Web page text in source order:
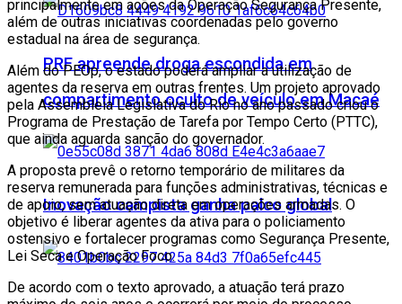
PRF apreende droga escondida em
compartimento oculto de veículo em Macaé
Inovação campista ganha palco global
principalmente em ações da Operação Segurança Presente,
além de outras iniciativas coordenadas pelo governo
estadual na área de segurança.
Além do PEOp, o estado poderá ampliar a utilização de
agentes da reserva em outras frentes. Um projeto aprovado
pela Assembleia Legislativa do Rio no ano passado criou o
Programa de Prestação de Tarefa por Tempo Certo (PTTC),
que ainda aguarda sanção do governador.
A proposta prevê o retorno temporário de militares da
reserva remunerada para funções administrativas, técnicas e
de apoio, sem atuação direta em operações armadas. O
objetivo é liberar agentes da ativa para o policiamento
ostensivo e fortalecer programas como Segurança Presente,
Lei Seca e Operação Foco.
De acordo com o texto aprovado, a atuação terá prazo